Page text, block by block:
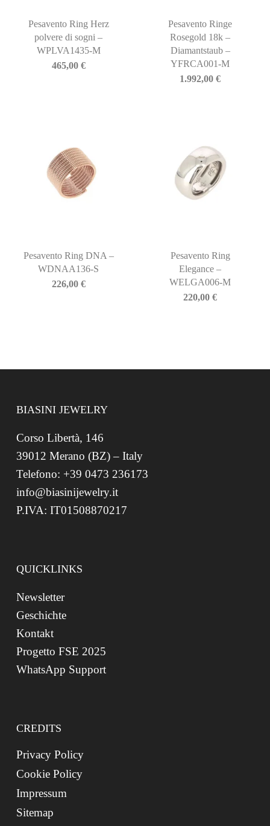
Pesavento Ring Herz
polvere di sogni –
WPLVA1435-M
465,00 €
Pesavento Ringe
Rosegold 18k –
Diamantstaub –
YFRCA001-M
1.992,00€
Pesavento Ring DNA –
WDNAA136-S
226,00 €
Pesavento Ring
Elegance –
WELGA006-M
220,00€
BIASINI JEWELRY
Corso Libertà, 146
39012 Merano (BZ) – Italy
Telefono: +39 0473 236173
info@biasinijewelry.it
P.IVA: IT01508870217
QUICKLINKS
Newsletter
Geschichte
Kontakt
Progetto FSE 2025
WhatsApp Support
CREDITS
Privacy Policy
Cookie Policy
Impressum
Sitemap